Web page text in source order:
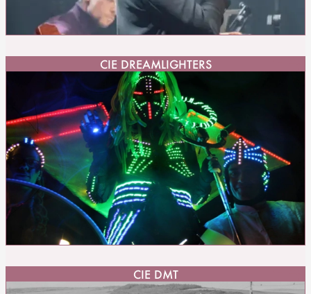
CIE DREAMLIGHTERS
CIE DMT